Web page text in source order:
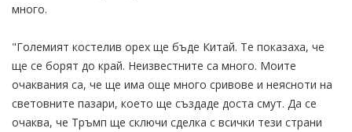
много.
"Големият костелив орех ще бъде Китай. Те показаха, че
ще се борят до край. Неизвестните са много. Моите
очаквания са, че ще има още много сривове и неясноти на
световните пазари, което ще създаде доста смут. Да се
очаква, че Тръмп ще сключи сделка с всички тези страни